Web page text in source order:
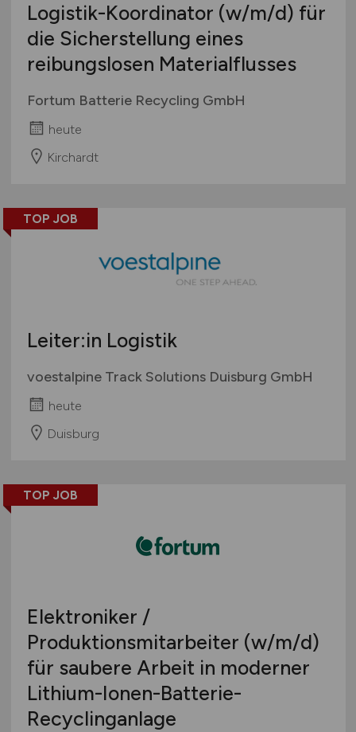
Logistik-Koordinator (w/m/d) für
die Sicherstellung eines
reibungslosen Materialflusses
Fortum Batterie Recycling GmbH
heute
Kirchardt
TOP JOB
Leiter:in Logistik
voestalpine Track Solutions Duisburg GmbH
heute
Duisburg
TOP JOB
Elektroniker /
Produktionsmitarbeiter (w/m/d)
für saubere Arbeit in moderner
Lithium-Ionen-Batterie-
Recyclinganlage